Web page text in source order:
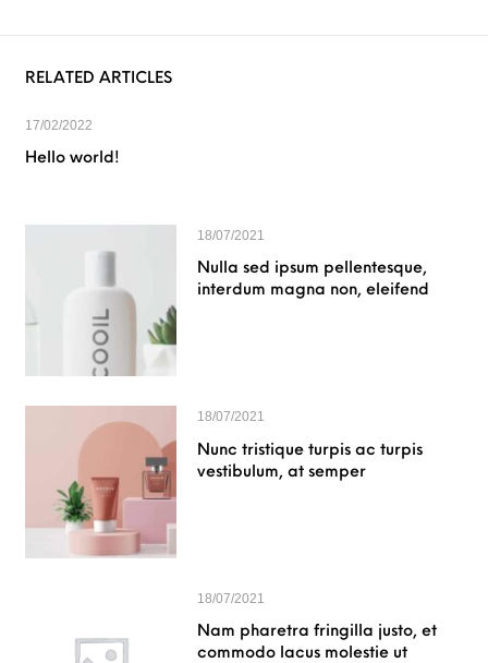
RELATED ARTICLES
17/02/2022
Hello world!
18/07/2021
Nulla sed ipsum pellentesque,
interdum magna non, eleifend
18/07/2021
Nunc tristique turpis ac turpis
vestibulum, at semper
18/07/2021
Nam pharetra fringilla justo, et
commodo lacus molestie ut